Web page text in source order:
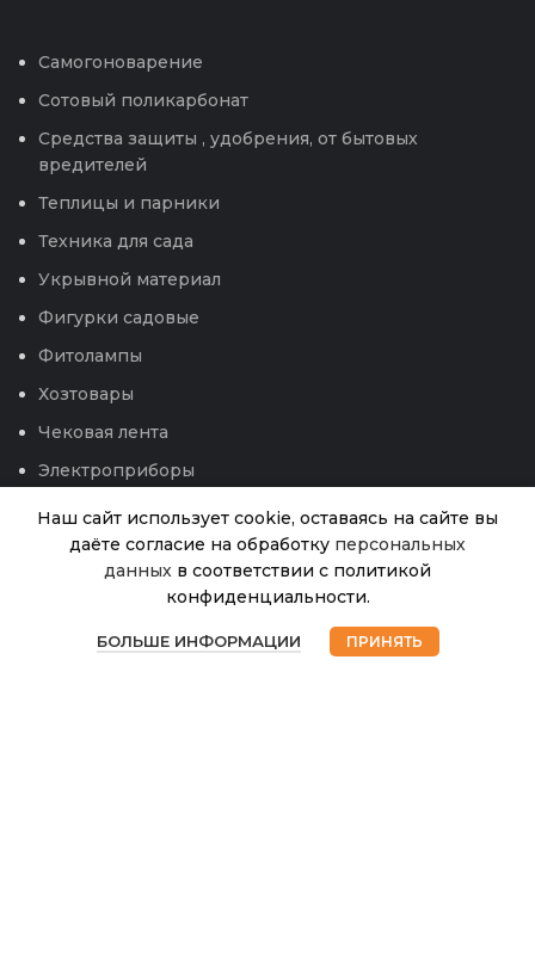
Самогоноварение
Сотовый поликарбонат
Средства защиты , удобрения, от бытовых
вредителей
Теплицы и парники
Техника для сада
Укрывной материал
Фигурки садовые
Фитолампы
Хозтовары
Чековая лента
Электроприборы
Наш сайт использует cookie, оставаясь на сайте вы
даёте согласие на обработку персональных
данных в соответствии с политикой
конфиденциальности.
БОЛЬШЕ ИНФОРМАЦИИ ПРИНЯТЬ
Томат Рома VF (НК)
59.00₽
Нет в
наличии
Магазин Избранное Корзина Мой аккаунт